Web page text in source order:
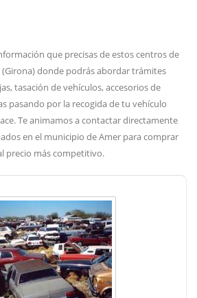
que precisas de estos centros de
(Girona) donde podrás abordar trámites
tasación de vehículos, accesorios de
pasando por la recogida de tu vehículo
Te animamos a contactar directamente
en el municipio de Amer para comprar
precio más competitivo.